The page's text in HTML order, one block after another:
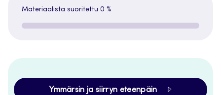
Materiaalista suoritettu 0 %
Ymmärsin ja siirryn eteenpäin